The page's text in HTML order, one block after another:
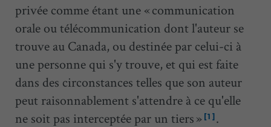
privée comme étant une « communication
orale ou télécommunication dont l'auteur se
trouve au Canada, ou destinée par celui-ci à
une personne qui s'y trouve, et qui est faite
dans des circonstances telles que son auteur
peut raisonnablement s'attendre à ce qu'elle
ne soit pas interceptée par un tiers » [1] .